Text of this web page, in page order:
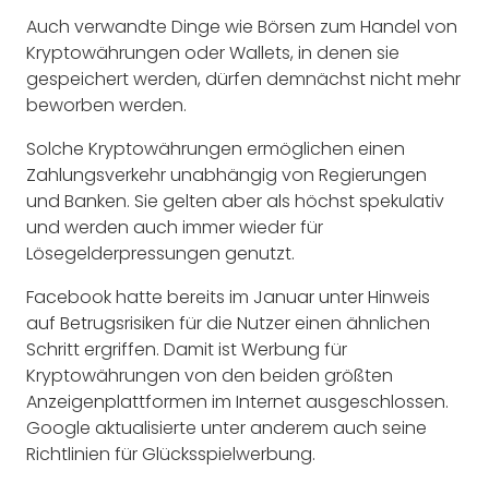
Auch verwandte Dinge wie Börsen zum Handel von
Kryptowährungen oder Wallets, in denen sie
gespeichert werden, dürfen demnächst nicht mehr
beworben werden.
Solche Kryptowährungen ermöglichen einen
Zahlungsverkehr unabhängig von Regierungen
und Banken. Sie gelten aber als höchst spekulativ
und werden auch immer wieder für
Lösegelderpressungen genutzt.
Facebook hatte bereits im Januar unter Hinweis
auf Betrugsrisiken für die Nutzer einen ähnlichen
Schritt ergriffen. Damit ist Werbung für
Kryptowährungen von den beiden größten
Anzeigenplattformen im Internet ausgeschlossen.
Google aktualisierte unter anderem auch seine
Richtlinien für Glücksspielwerbung.